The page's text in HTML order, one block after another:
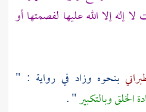
إله إلا الله عليها لفصمتها أو
بنحوه وزاد في رواية : "
الخلق وبالتكبير" .